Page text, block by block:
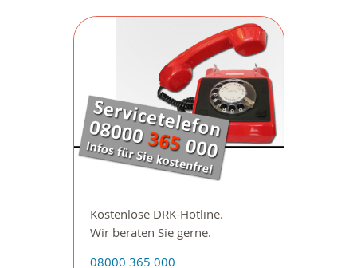
Kostenlose DRK-Hotline.
Wir beraten Sie gerne.
08000 365 000